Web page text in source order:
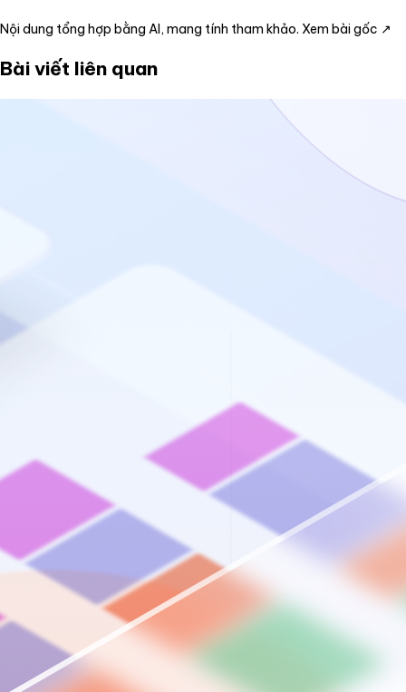
Nội dung tổng hợp bằng AI, mang tính tham khảo. Xem bài gốc ↗
Bài viết liên quan